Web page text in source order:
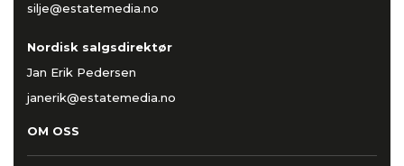
silje@estatemedia.no
Nordisk salgsdirektør
Jan Erik Pedersen
janerik@estatemedia.no
OM OSS